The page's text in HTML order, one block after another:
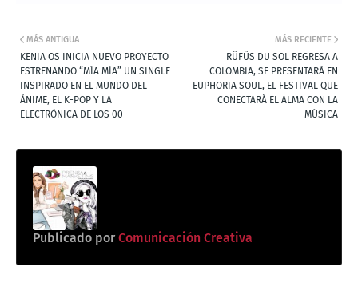
MÁS RECIENTE
RÜFÜS DU SOL REGRESA A
COLOMBIA, SE PRESENTARÀ EN
EUPHORIA SOUL, EL FESTIVAL QUE
CONECTARÀ EL ALMA CON LA
MÙSICA
MÁS ANTIGUA
KENIA OS INICIA NUEVO PROYECTO
ESTRENANDO “MÍA MÍA” UN SINGLE
INSPIRADO EN EL MUNDO DEL
ÁNIME, EL K-POP Y LA
ELECTRÓNICA DE LOS 00
Publicado por Comunicación Creativa